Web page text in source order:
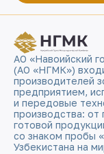
АО «Навоийский
(АО «НГМК»)
производителей
предприятием,
и передовые
производства: от
готовой
со знаком пробы
Узбекистана на